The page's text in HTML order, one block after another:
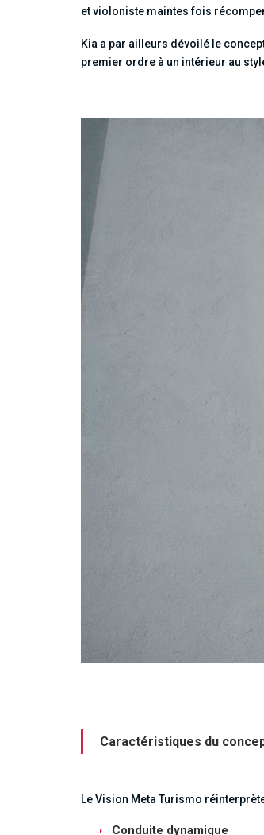
et violoniste maintes fois
Kia a par ailleurs dévoilé le
premier ordre à un intérieur au
Caractéristiques du
Le Vision Meta Turismo
Conduite dynamique